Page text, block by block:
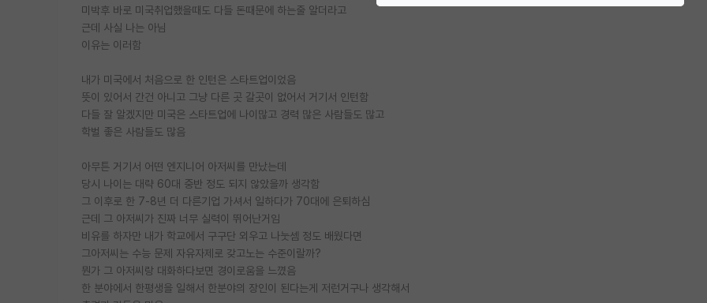
미박후 바로 미국취업했을때도 다들 돈때문에 하는줄 알더라고
근데 사실 나는 아님
이유는 이러함
내가 미국에서 처음으로 한 인턴은 스타트업이었음
뜻이 있어서 간건 아니고 그냥 다른 곳 갈곳이 없어서 거기서 인턴함
다들 잘 알겠지만 미국은 스타트업에 나이많고 경력 많은 사람들도 많고
학벌 좋은 사람들도 많음
아무튼 거기서 어떤 엔지니어 아저씨를 만났는데
당시 나이는 대략 60대 중반 정도 되지 않았을까 생각함
그 이후로 한 7-8년 더 다른기업 가셔서 일하다가 70대에 은퇴하심
근데 그 아저씨가 진짜 너무 실력이 뛰어난거임
비유를 하자만 내가 학교에서 구구단 외우고 나눗셈 정도 배웠다면
그아저씨는 수능 문제 자유자제로 갖고노는 수준이랄까?
뭔가 그 아저씨랑 대화하다보면 경이로움을 느꼈음
한 분야에서 한평생을 일해서 한분야의 장인이 된다는게 저런거구나 생각해서